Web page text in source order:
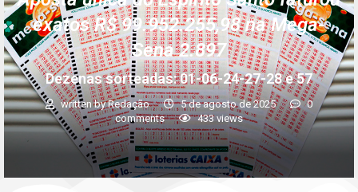
exatos R$ 99.952.255,98 na Mega-
Sena 2.897
Dezenas sorteadas: 01-06-24-27-28 e 57
written byRedação 5 de agosto de 2025
0
comments
433views